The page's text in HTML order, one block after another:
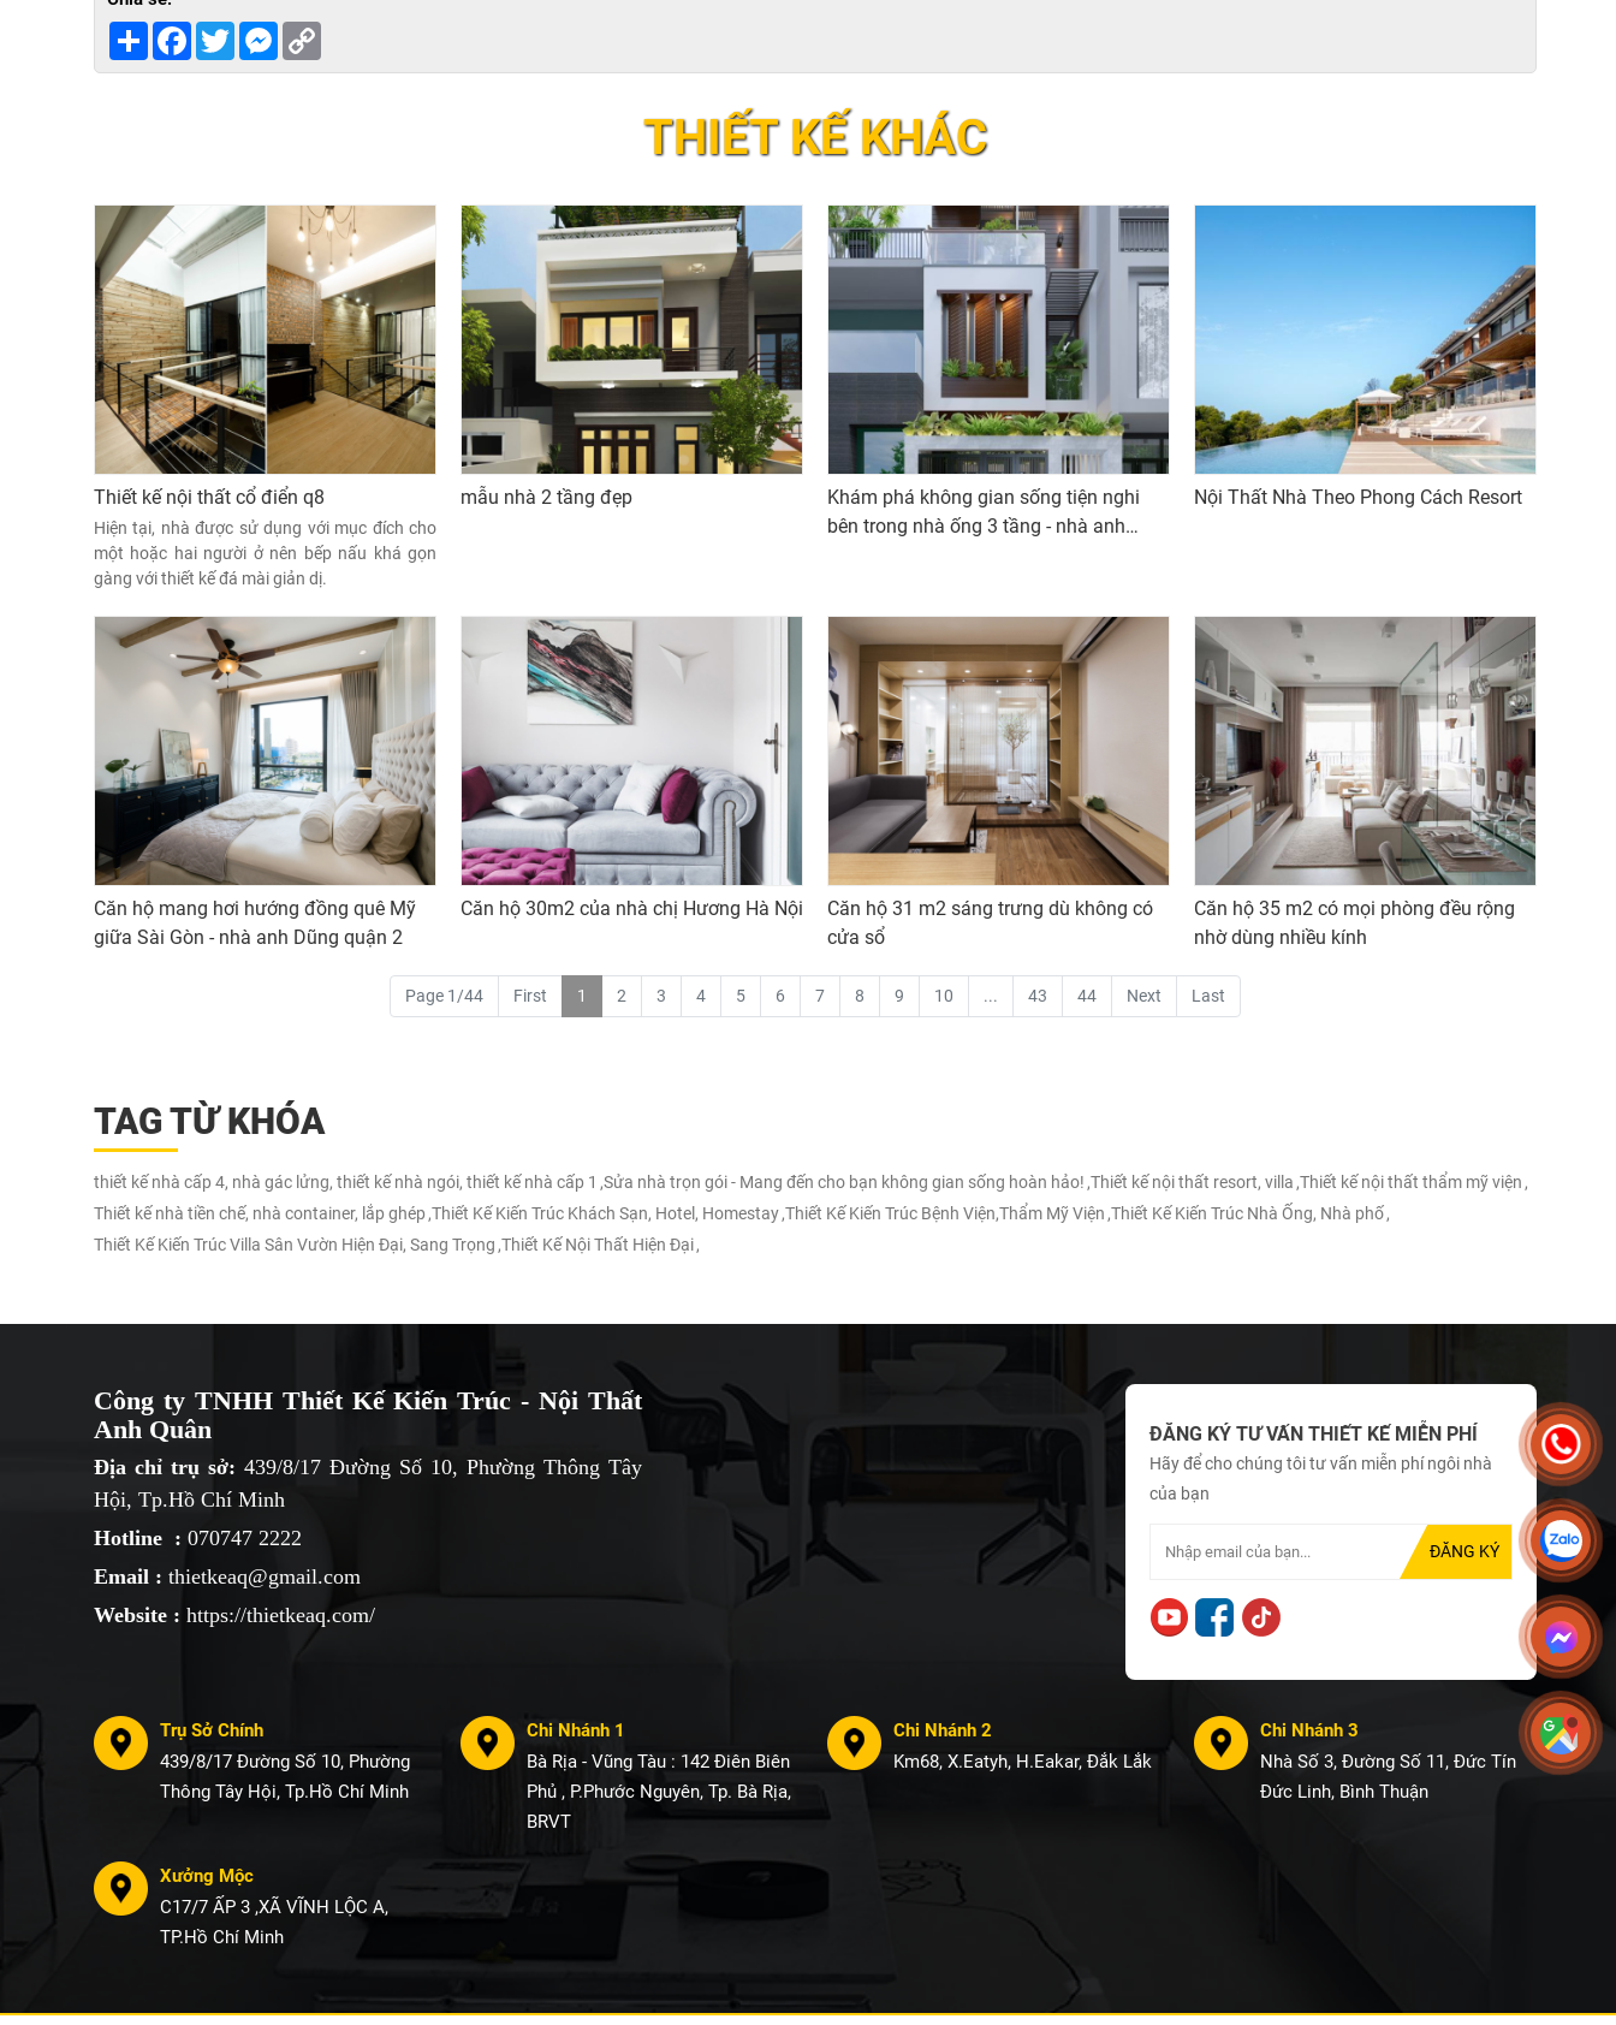
Share Facebook
TwitterMessenger
THIẾT KẾ KHÁC
Thiết kế nội thất cổ điển q8
Hiện tại, nhà được sử dụng với mục đích cho
một hoặc hai người ở nên bếp nấu khá gọn
gàng với thiết kế đá mài giản dị.
mẫu nhà 2 tầng đẹp
Khám phá không gian sống tiện nghi
bên trong nhà ống 3 tầng - nhà anh
Nội Thất Nhà Theo Phong Cách Resort
Căn hộ mang hơi hướng đồng quê Mỹ
giữa Sài Gòn - nhà anh Dũng quận 2
Căn hộ 30m2 của nhà chị Hương Hà Nội
Căn hộ 31 m2 sáng trưng dù không có
cửa sổ
Căn hộ 35 m2 có mọi phòng đều rộng
nhờ dùng nhiều kính
Page 1/44 First 1 2 3 4 5 6 7 8 9 10 ... 43 44 Next Last
TAG TỪ KHÓA
thiết kế nhà cấp 4, nhà gác lửng, thiết kế nhà ngói, thiết kế nhà cấp 1 ,Sửa nhà trọn gói - Mang đến cho bạn không gian sống hoàn hảo! ,Thiết kế nội thất resort, villa ,Thiết kế nội thất thẩm mỹ viện ,
Thiết kế nhà tiền chế, nhà container, lắp ghép ,Thiết Kế Kiến Trúc Khách Sạn, Hotel, Homestay,Thiết Kế Kiến Trúc Bệnh Viện,Thẩm Mỹ Viện ,Thiết Kế Kiến Trúc Nhà Ống, Nhà phố,
Thiết Kế Kiến Trúc Villa Sân Vườn Hiện Đại, Sang Trọng ,Thiết Kế Nội Thất Hiện Đại,
Công ty TNHH Thiết Kế Kiến Trúc - Nội Thất
Anh Quân
Địa chỉ trụ sở: 439/8/17 Đường Số 10, Phường Thông Tây
Hội, Tp.Hồ Chí Minh
Hotline : 070747 2222
Email : thietkeaq@gmail.com
Website : https://thietkeaq.com/
ĐĂNG KÝ TƯ VẤN THIẾT KẾ MIỄN PHÍ
Hãy để cho chúng tôi tư vấn miễn phí ngôi nhà
của bạn
Trụ Sở Chính
439/8/17 Đường Số 10, Phường
Thông Tây Hội, Tp.Hồ Chí Minh
Chi Nhánh 1
Bà Rịa - Vũng Tàu : 142 Điên Biên
Phủ , P.Phước Nguyên, Tp. Bà Rịa,
BRVT
Chi Nhánh 2
Km68, X.Eatyh, H.Eakar, Đắk Lắk
Chi Nhánh 3
Nhà Số 3, Đường Số 11, Đức Tín
Đức Linh, Bình Thuận
Xưởng Mộc
C17/7 ẤP 3 ,XÃ VĨNH LỘC A,
TP.Hồ Chí Minh